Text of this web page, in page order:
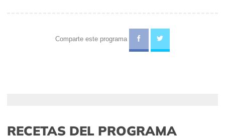
Comparte este programa
RECETAS DEL PROGRAMA